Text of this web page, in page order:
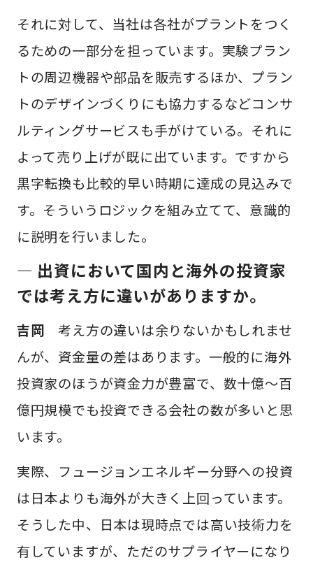
それに対して、当社は各社がプラントをつく
るための一部分を担っています。実験プラン
トの周辺機器や部品を販売するほか、プラン
トのデザインづくりにも協力するなどコンサ
ルティングサービスも手がけている。それに
よって売り上げが既に出ています。ですから
黒字転換も比較的早い時期に達成の見込みで
す。そういうロジックを組み立てて、意識的
に説明を行いました。
— 出資において国内と海外の投資家
では考え方に違いがありますか。
吉岡 考え方の違いは余りないかもしれませ
んが、資金量の差はあります。一般的に海外
投資家のほうが資金力が豊富で、数十億～百
億円規模でも投資できる会社の数が多いと思
います。
実際、フュージョンエネルギー分野への投資
は日本よりも海外が大きく上回っています。
そうした中、日本は現時点では高い技術力を
有していますが、ただのサプライヤーになり